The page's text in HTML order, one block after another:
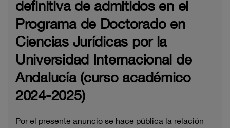
definitiva de admitidos en el
Programa de Doctorado en
Ciencias Jurídicas por la
Universidad Internacional de
Andalucía (curso académico
2024-2025)
Por el presente anuncio se hace pública la relación